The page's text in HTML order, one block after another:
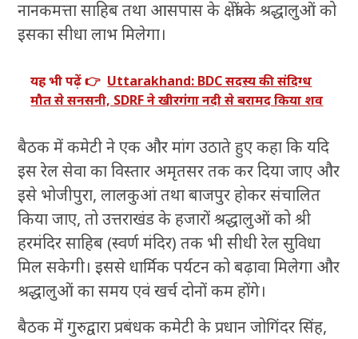
नानकमत्ता साहिब तथा आसपास के क्षेत्रों के श्रद्धालुओं को
इसका सीधा लाभ मिलेगा।
यह भी पढ़ें 👉 Uttarakhand: BDC सदस्य की संदिग्ध
मौत से सनसनी, SDRF ने खीरगंगा नदी से बरामद किया शव
बैठक में कमेटी ने एक और मांग उठाते हुए कहा कि यदि
इस रेल सेवा का विस्तार अमृतसर तक कर दिया जाए और
इसे भोजीपुरा, लालकुआं तथा बाजपुर होकर संचालित
किया जाए, तो उत्तराखंड के हजारों श्रद्धालुओं को श्री
हरमंदिर साहिब (स्वर्ण मंदिर) तक भी सीधी रेल सुविधा
मिल सकेगी। इससे धार्मिक पर्यटन को बढ़ावा मिलेगा और
श्रद्धालुओं का समय एवं खर्च दोनों कम होंगे।
बैठक में गुरुद्वारा प्रबंधक कमेटी के प्रधान जोगिंदर सिंह,